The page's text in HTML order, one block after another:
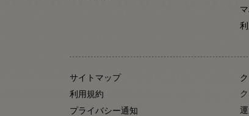
サイトマップ
利用規約
プライバシー通知